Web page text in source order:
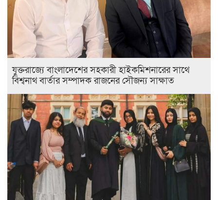
যুক্তরাজ্যে বাংলাদেশের সহকারী হাইকমিশনারের সাথে
বিশ্বনাথ বার্তার সম্পাদক রাজনের সৌজন্য সাক্ষাত